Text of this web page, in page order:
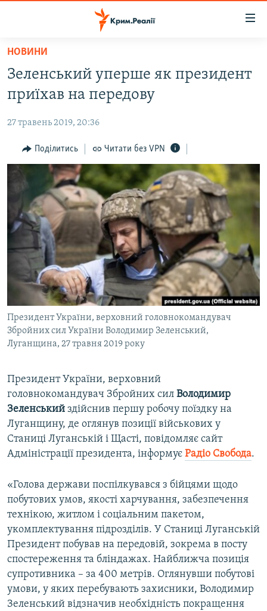
Перейти
основного
матеріалу
Перейти
до
навігації
Перейти
пошуку
ВІДЕО ТА ФОТО
ПОЛІТИКА
БЛОГИ
ПОГЛЯД
ІНТЕРВ'Ю
ВСЕ ЗА ДЕНЬ
СПЕЦПРОЕКТИ
ДЕПОРТАЦІЯ
ВІДЕОУРОКИ «ELIFBE»
СВІДЧЕННЯ ОКУПАЦІЇ
УКРАЇНСЬКА ПРОБЛЕМА КРИМУ
ІНФОГРАФІКА
ЯК ОБІЙТИ БЛОКУВАННЯ
Русский
Qırımtatar
ДОЛУЧАЙСЯ!
Усі сайти RFE/RL
НОВИНИ
Зеленський уперше як президент
приїхав на передову
27 травень 2019, 20:36
Поділитись Читати без VPN
Президент України, верховний головнокомандувач
Збройних сил України Володимир Зеленський,
Луганщина, 27 травня 2019 року
Президент України, верховний
головнокомандувач Збройних сил Володимир
Зеленський здійснив першу робочу поїздку на
Луганщину, де оглянув позиції військових у
Станиці Луганській і Щасті, повідомляє сайт
Адміністрації президента, інформує Радіо Свобода.
«Голова держави поспілкувався з бійцями щодо
побутових умов, якості харчування, забезпечення
технікою, житлом і соціальним пакетом,
укомплектування підрозділів. У Станиці Луганській
Президент побував на передовій, зокрема в посту
спостереження та бліндажах. Найближча позиція
супротивника – за 400 метрів. Оглянувши побутові
умови, у яких перебувають захисники, Володимир
Зеленський відзначив необхідність покращення